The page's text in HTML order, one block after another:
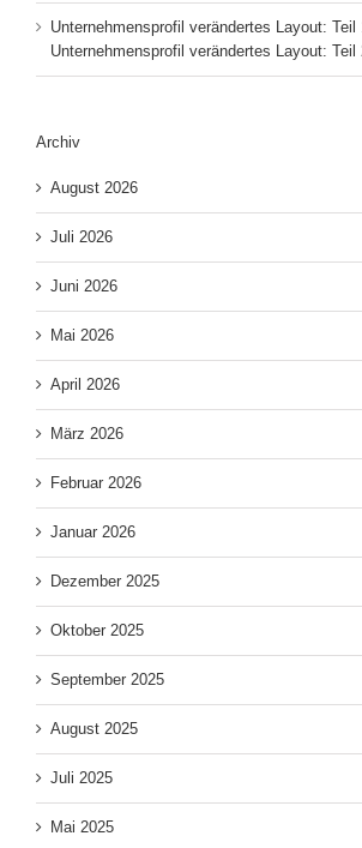
Unternehmensprofil verändertes Layout: Teil
Unternehmensprofil verändertes Layout: Teil
Archiv
August 2026
Juli 2026
Juni 2026
Mai 2026
April 2026
März 2026
Februar 2026
Januar 2026
Dezember 2025
Oktober 2025
September 2025
August 2025
Juli 2025
Mai 2025